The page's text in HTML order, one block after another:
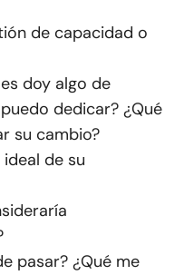
de capacidad o
doy algo de
dedicar? ¿Qué
su cambio?
de su
pasar? ¿Qué me